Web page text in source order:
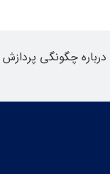
درباره چگونگی